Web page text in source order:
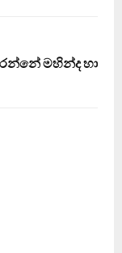
මහින්ද හා